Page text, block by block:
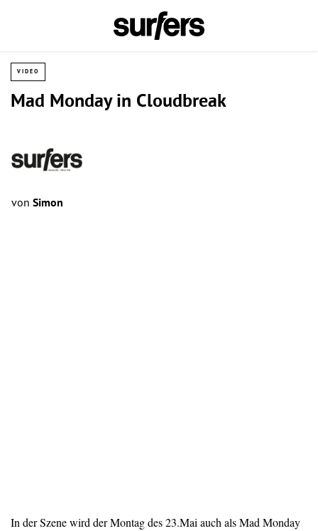
VIDEO
Mad Monday in Cloudbreak
von Simon
In der Szene wird der Montag des 23.Mai auch als Mad Monday